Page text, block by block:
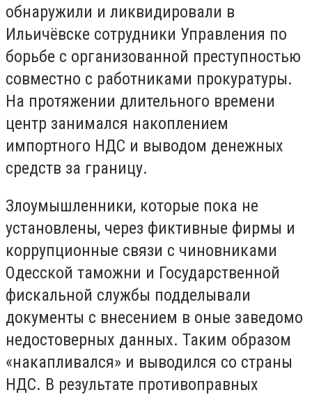
обнаружили и ликвидировали в
Ильичёвске сотрудники Управления по
борьбе с организованной преступностью
совместно с работниками прокуратуры.
На протяжении длительного времени
центр занимался накоплением
импортного НДС и выводом денежных
средств за границу.
Злоумышленники, которые пока не
установлены, через фиктивные фирмы и
коррупционные связи с чиновниками
Одесской таможни и Государственной
фискальной службы подделывали
документы с внесением в оные заведомо
недостоверных данных. Таким образом
«накапливался» и выводился со страны
НДС. В результате противоправных